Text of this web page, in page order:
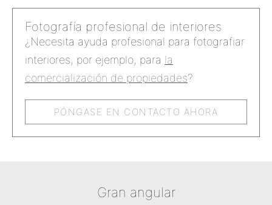
Fotografía profesional de interiores
¿Necesita ayuda profesional para fotografiar
interiores, por ejemplo, para la
comercialización de propiedades?
PÓNGASE EN CONTACTO AHORA
Gran angular